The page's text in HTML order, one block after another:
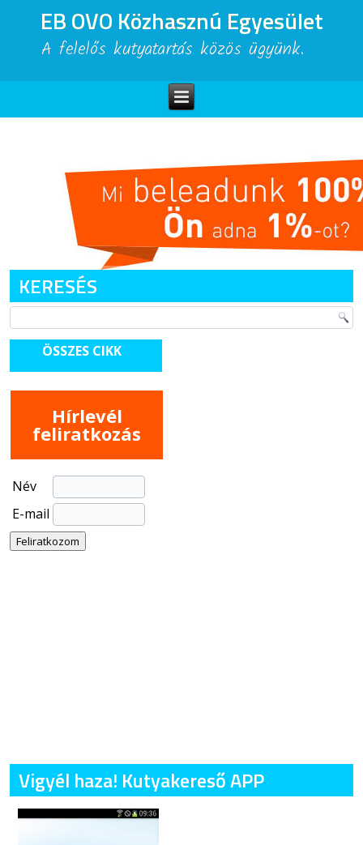
EB OVO Közhasznú Egyesület
A felelős kutyatartás közös ügyünk.
KERESÉS
ÖSSZES CIKK
Hírlevél
feliratkozás
Név
E-mail
Vigyél haza! Kutyakereső APP